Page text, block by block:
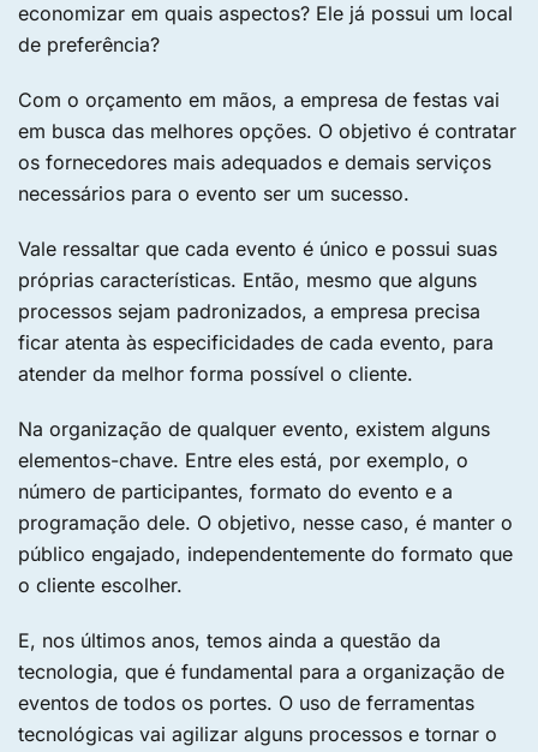
economizar em quais aspectos? Ele já possui um local
de preferência?
Com o orçamento em mãos, a empresa de festas vai
em busca das melhores opções. O objetivo é contratar
os fornecedores mais adequados e demais serviços
necessários para o evento ser um sucesso.
Vale ressaltar que cada evento é único e possui suas
próprias características. Então, mesmo que alguns
processos sejam padronizados, a empresa precisa
ficar atenta às especificidades de cada evento, para
atender da melhor forma possível o cliente.
Na organização de qualquer evento, existem alguns
elementos-chave. Entre eles está, por exemplo, o
número de participantes, formato do evento e a
programação dele. O objetivo, nesse caso, é manter o
público engajado, independentemente do formato que
o cliente escolher.
E, nos últimos anos, temos ainda a questão da
tecnologia, que é fundamental para a organização de
eventos de todos os portes. O uso de ferramentas
tecnológicas vai agilizar alguns processos e tornar o